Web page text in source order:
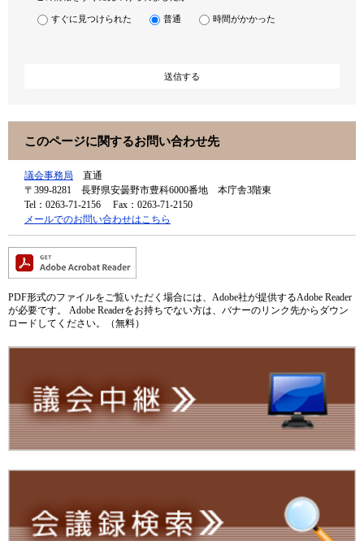
すぐに見つけられた 普通 時間がかかった
このページに関するお問い合わせ先
議会事務局
直通
〒399-8281
長野県安曇野市豊科6000番地 本庁舎3階東
Tel：0263-71-2156
Fax：0263-71-2150
メールでのお問い合わせはこちら
PDF形式のファイルをご覧いただく場合には、Adobe社が提供するAdobe Reader
が必要です。
Adobe Readerをお持ちでない方は、バナーのリンク先からダウン
ロードしてください。（無料）